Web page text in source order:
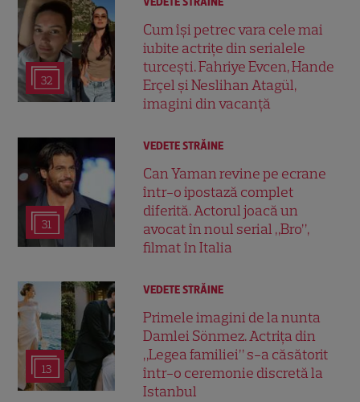
32
Cum își petrec vara cele mai
iubite actrițe din serialele
turcești. Fahriye Evcen, Hande
Erçel și Neslihan Atagül,
imagini din vacanță
31
VEDETE STRĂINE
Can Yaman revine pe ecrane
într-o ipostază complet
diferită. Actorul joacă un
avocat în noul serial „Bro”,
filmat în Italia
13
VEDETE STRĂINE
Primele imagini de la nunta
Damlei Sönmez. Actrița din
„Legea familiei” s-a căsătorit
într-o ceremonie discretă la
Istanbul